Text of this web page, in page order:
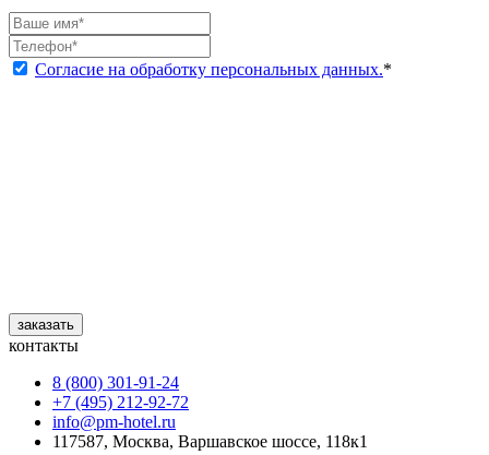
Согласие на обработку персональных данных.*
заказать
контакты
8 (800) 301‑91‑24
+7 (495) 212‑92‑72
info@pm-hotel.ru
117587, Москва, Варшавское шоссе, 118к1